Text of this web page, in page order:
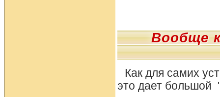
Вообще
Как для самих
это дает большой